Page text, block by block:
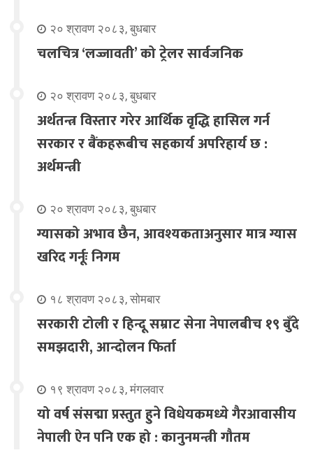
२० श्रावण २०८३, बुधबार
चलचित्र ‘लज्जावती’ को ट्रेलर सार्वजनिक
२० श्रावण २०८३, बुधबार
अर्थतन्त्र विस्तार गरेर आर्थिक वृद्धि हासिल गर्न
सरकार र बैंकहरूबीच सहकार्य अपरिहार्य छ :
अर्थमन्त्री
२० श्रावण २०८३, बुधबार
ग्यासको अभाव छैन, आवश्यकताअनुसार मात्र ग्यास
खरिद गर्नूः निगम
१८ श्रावण २०८३, सोमबार
सरकारी टोली र हिन्दू सम्राट सेना नेपालबीच १९ बुँदे
समझदारी, आन्दोलन फिर्ता
१९ श्रावण २०८३, मंगलवार
यो वर्ष संसद्मा प्रस्तुत हुने विधेयकमध्ये गैरआवासीय
नेपाली ऐन पनि एक हो : कानुनमन्त्री गौतम